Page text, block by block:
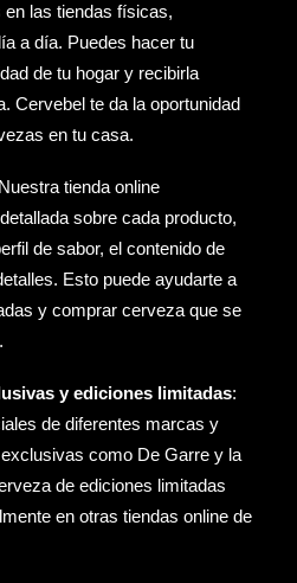
las tiendas físicas,
a día. Puedes hacer tu
de tu hogar y recibirla
Cervebel te da la oportunidad
en tu casa.
tienda online
sobre cada producto,
de sabor, el contenido de
Esto puede ayudarte a
y comprar cerveza que se
y ediciones limitadas:
de diferentes marcas y
como De Garre y la
de ediciones limitadas
en otras tiendas online de